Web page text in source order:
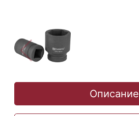
Описание